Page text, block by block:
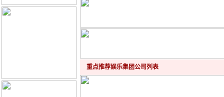
重点推荐娱乐集团公司列表